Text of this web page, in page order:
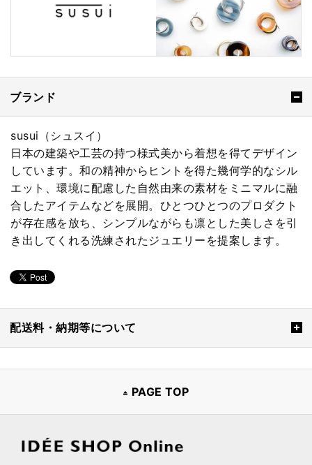
ブランド
susui（シュスイ）
日本の建築や工芸の持つ様式美から着想を得てデザイン
しています。和の精神からヒントを得た幾何学的なシル
エット、環境に配慮した自然由来の素材をミニマルに融
合したアイテムなどを展開。ひとつひとつのプロダクト
が存在感を放ち、シンプルながらも凛とした美しさを引
き出してくれる洗練されたジュエリーを提案します。
配送料・納期等について
PAGE TOP